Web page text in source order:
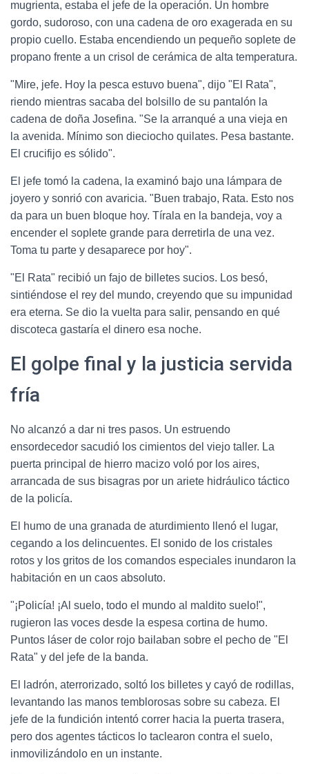
mugrienta, estaba el jefe de la operación. Un hombre
gordo, sudoroso, con una cadena de oro exagerada en su
propio cuello. Estaba encendiendo un pequeño soplete de
propano frente a un crisol de cerámica de alta temperatura.
"Mire, jefe. Hoy la pesca estuvo buena", dijo "El Rata",
riendo mientras sacaba del bolsillo de su pantalón la
cadena de doña Josefina. "Se la arranqué a una vieja en
la avenida. Mínimo son dieciocho quilates. Pesa bastante.
El crucifijo es sólido".
El jefe tomó la cadena, la examinó bajo una lámpara de
joyero y sonrió con avaricia. "Buen trabajo, Rata. Esto nos
da para un buen bloque hoy. Tírala en la bandeja, voy a
encender el soplete grande para derretirla de una vez.
Toma tu parte y desaparece por hoy".
"El Rata" recibió un fajo de billetes sucios. Los besó,
sintiéndose el rey del mundo, creyendo que su impunidad
era eterna. Se dio la vuelta para salir, pensando en qué
discoteca gastaría el dinero esa noche.
El golpe final y la justicia servida
fría
No alcanzó a dar ni tres pasos. Un estruendo
ensordecedor sacudió los cimientos del viejo taller. La
puerta principal de hierro macizo voló por los aires,
arrancada de sus bisagras por un ariete hidráulico táctico
de la policía.
El humo de una granada de aturdimiento llenó el lugar,
cegando a los delincuentes. El sonido de los cristales
rotos y los gritos de los comandos especiales inundaron la
habitación en un caos absoluto.
"¡Policía! ¡Al suelo, todo el mundo al maldito suelo!",
rugieron las voces desde la espesa cortina de humo.
Puntos láser de color rojo bailaban sobre el pecho de "El
Rata" y del jefe de la banda.
El ladrón, aterrorizado, soltó los billetes y cayó de rodillas,
levantando las manos temblorosas sobre su cabeza. El
jefe de la fundición intentó correr hacia la puerta trasera,
pero dos agentes tácticos lo taclearon contra el suelo,
inmovilizándolo en un instante.